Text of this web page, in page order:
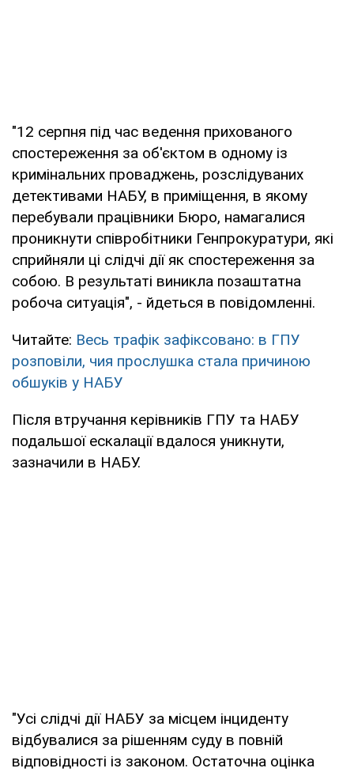
"12 серпня під час ведення прихованого
спостереження за об'єктом в одному із
кримінальних проваджень, розслідуваних
детективами НАБУ, в приміщення, в якому
перебували працівники Бюро, намагалися
проникнути співробітники Генпрокуратури, які
сприйняли ці слідчі дії як спостереження за
собою. В результаті виникла позаштатна
робоча ситуація", - йдеться в повідомленні.
Читайте: Весь трафік зафіксовано: в ГПУ
розповіли, чия прослушка стала причиною
обшуків у НАБУ
Після втручання керівників ГПУ та НАБУ
подальшої ескалації вдалося уникнути,
зазначили в НАБУ.
"Усі слідчі дії НАБУ за місцем інциденту
відбувалися за рішенням суду в повній
відповідності із законом. Остаточна оцінка